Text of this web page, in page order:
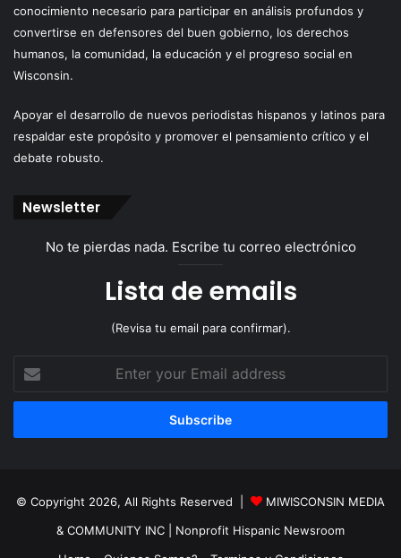
conocimiento necesario para participar en análisis profundos y
convertirse en defensores del buen gobierno, los derechos
humanos, la comunidad, la educación y el progreso social en
Wisconsin.
Apoyar el desarrollo de nuevos periodistas hispanos y latinos para
respaldar este propósito y promover el pensamiento crítico y el
debate robusto.
Newsletter
No te pierdas nada. Escribe tu correo electrónico
Lista de emails
(Revisa tu email para confirmar).
Enter
your
Email
© Copyright 2026, All Rights Reserved |
MIWISCONSIN MEDIA
& COMMUNITY INC
| Nonprofit Hispanic Newsroom